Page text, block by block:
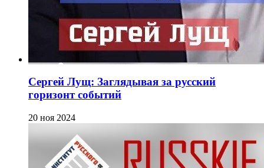
Сергей Лущ: Заглядывая за русский
горизонт событий
20 ноя 2024